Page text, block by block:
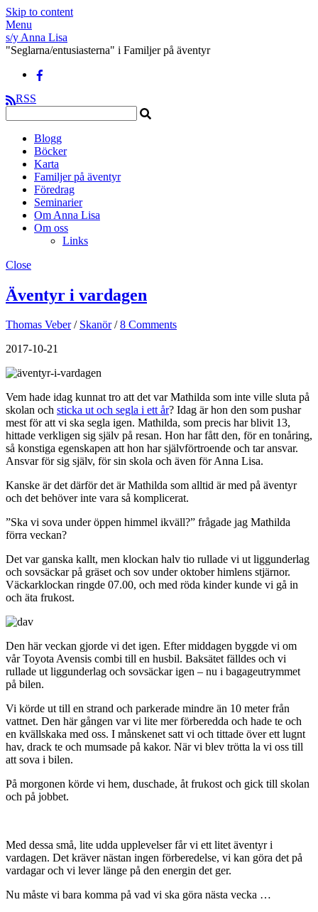
Skip to content
Menu
s/y Anna Lisa
"Seglarna/entusiasterna" i Familjer på äventyr
RSS
Blogg
Böcker
Karta
Familjer på äventyr
Föredrag
Seminarier
Om Anna Lisa
Om oss
Links
Close
Äventyr i vardagen
Thomas Veber / Skanör / 8 Comments
2017-10-21
Vem hade idag kunnat tro att det var Mathilda som inte ville sluta på
skolan och sticka ut och segla i ett år? Idag är hon den som pushar
mest för att vi ska segla igen. Mathilda, som precis har blivit 13,
hittade verkligen sig själv på resan. Hon har fått den, för en tonåring,
så konstiga egenskapen att hon har självförtroende och tar ansvar.
Ansvar för sig själv, för sin skola och även för Anna Lisa.
Kanske är det därför det är Mathilda som alltid är med på äventyr
och det behöver inte vara så komplicerat.
”Ska vi sova under öppen himmel ikväll?” frågade jag Mathilda
förra veckan?
Det var ganska kallt, men klockan halv tio rullade vi ut liggunderlag
och sovsäckar på gräset och sov under oktober himlens stjärnor.
Väckarklockan ringde 07.00, och med röda kinder kunde vi gå in
och äta frukost.
Den här veckan gjorde vi det igen. Efter middagen byggde vi om
vår Toyota Avensis combi till en husbil. Baksätet fälldes och vi
rullade ut liggunderlag och sovsäckar igen – nu i bagageutrymmet
på bilen.
Vi körde ut till en strand och parkerade mindre än 10 meter från
vattnet. Den här gången var vi lite mer förberedda och hade te och
en kvällskaka med oss. I månskenet satt vi och tittade över ett lugnt
hav, drack te och mumsade på kakor. När vi blev trötta la vi oss till
att sova i bilen.
På morgonen körde vi hem, duschade, åt frukost och gick till skolan
och på jobbet.
Med dessa små, lite udda upplevelser får vi ett litet äventyr i
vardagen. Det kräver nästan ingen förberedelse, vi kan göra det på
vardagar och vi lever länge på den energin det ger.
Nu måste vi bara komma på vad vi ska göra nästa vecka …